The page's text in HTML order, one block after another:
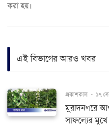
করা হয়।
এই বিভাগের আরও খবর
প্রকাশকাল - ১৭
মুরাদনগরে
সাফল্যের